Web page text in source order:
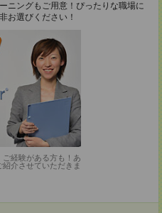
ニングもご用意！ぴったりな職場に
お選びください！
経験がある方も！あ
介させていただきま